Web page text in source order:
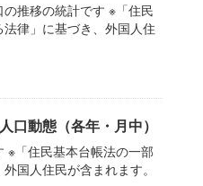
推移の統計です ※「住民
律」に基づき、外国人住
口動態（各年・月中）
※「住民基本台帳法の一部
国人住民が含まれます。